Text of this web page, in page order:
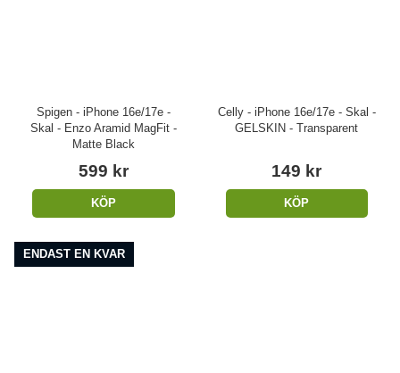
Spigen - iPhone 16e/17e -
Skal - Enzo Aramid MagFit -
Matte Black
599 kr
KÖP
Celly - iPhone 16e/17e - Skal -
GELSKIN - Transparent
149 kr
KÖP
ENDAST EN KVAR